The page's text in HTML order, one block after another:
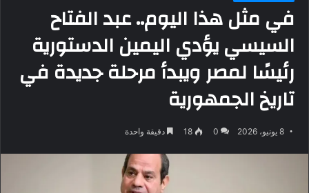
في مثل هذا اليوم.. عبد الفتاح
السيسي يؤدي اليمين الدستورية
رئيسًا لمصر ويبدأ مرحلة جديدة في
تاريخ الجمهورية
8 يونيو، 2026 0
18 دقيقة واحدة